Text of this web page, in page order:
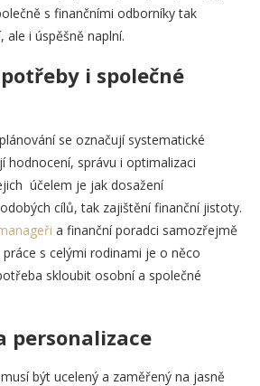
s finančními odborníky tak
ale i úspěšně naplní.
i společné
se označují systematické
hodnocení, správu i optimalizaci
účelem je jak dosažení
cílů, tak zajištění finanční jistoty.
a finanční poradci samozřejmě
s celými rodinami je o něco
skloubit osobní a společné
personalizace
být ucelený a zaměřený na jasně